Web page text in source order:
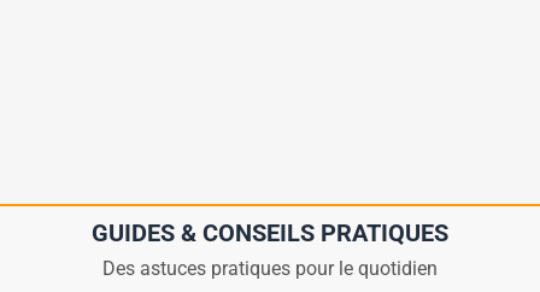
GUIDES & CONSEILS PRATIQUES
Des astuces pratiques pour le quotidien